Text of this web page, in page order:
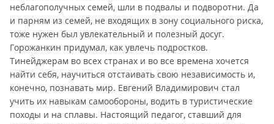
неблагополучных семей, шли в подвалы и подворотни. Да
и парням из семей, не входящих в зону социального риска,
тоже нужен был увлекательный и полезный досуг.
Горожанкин придумал, как увлечь подростков.
Тинейджерам во всех странах и во все времена хочется
найти себя, научиться отстаивать свою независимость и,
конечно, познавать мир. Евгений Владимирович стал
учить их навыкам самообороны, водить в туристические
походы и на сплавы. Настоящий педагог, ставший для